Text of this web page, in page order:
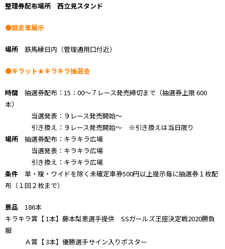
整理券配布場所 西立見スタンド
●競走車展示
場所鉄馬縁日内（管理通用口付近）
●キラット★キラキラ抽選会
時間 抽選券配布：15：00～７レース発売締切まで（抽選券上限 600
本）
当選発表：９レース発売開始～
引き換え：９レース発売開始～ ※引き換えは当日限り
場所抽選券配布：キラキラ広場
当選発表：キラキラ広場
引き換え：キラキラ広場
条件 単・複・ワイドを除く未確定車券500円以上提示毎に抽選券１枚配
布（１回２枚まで）
景品 186本
キラキラ賞【 1本】藤本梨恵選手提供 SSガールズ王座決定戦2020勝負
服
Ａ賞【 3本】優勝選手サイン入りポスター